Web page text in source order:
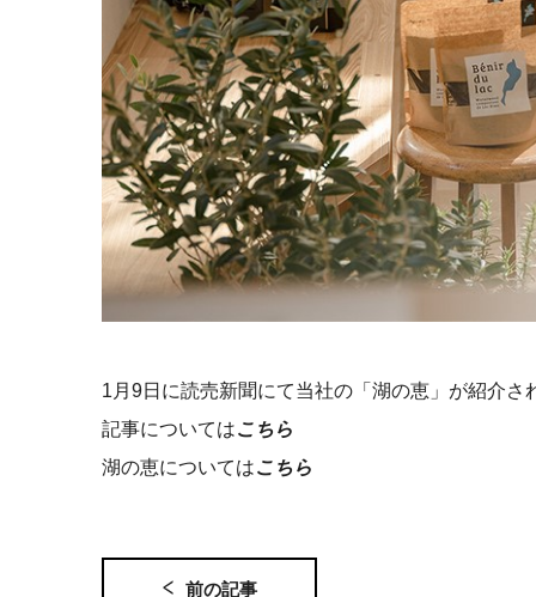
1月9日に読売新聞にて当社の「湖の恵」が紹介さ
記事についてはこちら
湖の恵についてはこちら
前の記事